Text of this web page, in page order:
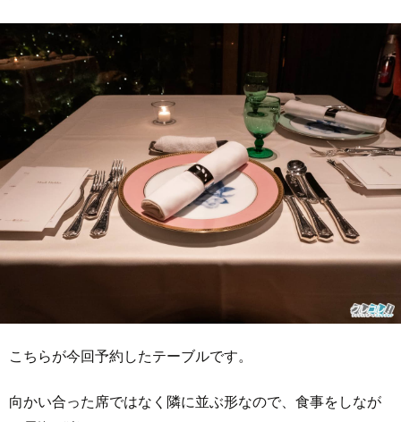
こちらが今回予約したテーブルです。
向かい合った席ではなく隣に並ぶ形なので、食事をしなが